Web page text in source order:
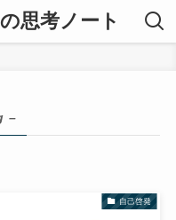
思考ノート
–
自己啓発